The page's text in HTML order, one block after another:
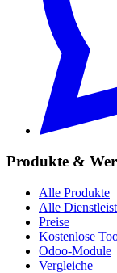
Produkte &
Alle Produkte
Alle
Preise
Kostenlose
Odoo-Module
Vergleiche